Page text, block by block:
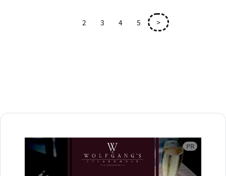
2 3 4 5 >
広告